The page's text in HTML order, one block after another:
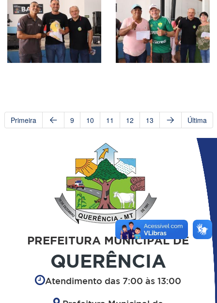
Primeira 9 10 11 12 13 Última
PREFEITURA MUNICIPAL DE
QUERÊNCIA
Atendimento das 7:00 às 13:00